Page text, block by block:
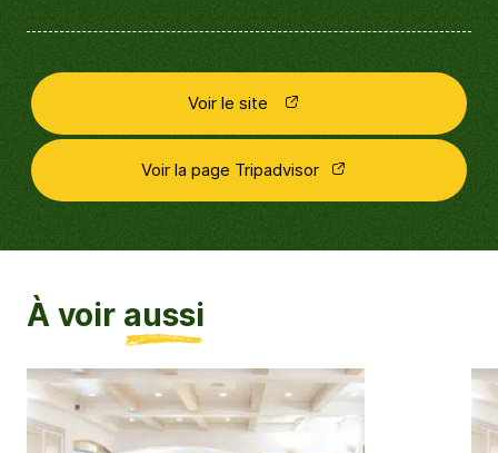
Voir le site
Voir la page Tripadvisor
À voir aussi